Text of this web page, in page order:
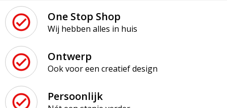
One Stop Shop
Wij hebben alles in huis
Ontwerp
Ook voor een creatief design
Persoonlijk